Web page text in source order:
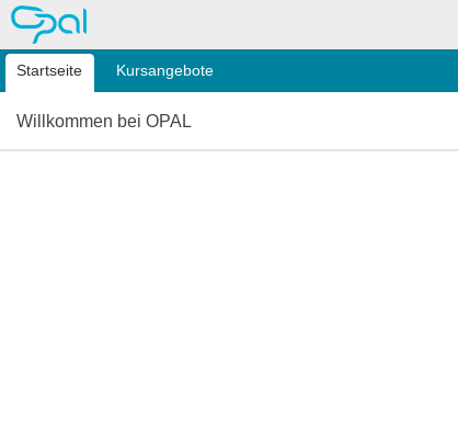
OPAL
Startseite Kursangebote
Willkommen bei OPAL